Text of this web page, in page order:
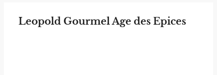
Leopold Gourmel Age des Epices